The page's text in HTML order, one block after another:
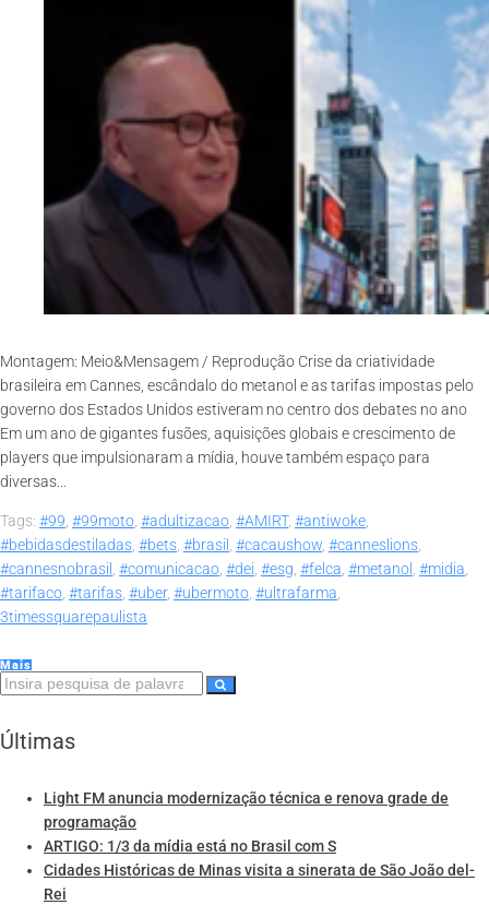
Montagem: Meio&Mensagem / Reprodução Crise da criatividade
brasileira em Cannes, escândalo do metanol e as tarifas impostas pelo
governo dos Estados Unidos estiveram no centro dos debates no ano
Em um ano de gigantes fusões, aquisições globais e crescimento de
players que impulsionaram a mídia, houve também espaço para
diversas...
Tags: #99, #99moto, #adultizacao, #AMIRT, #antiwoke,
#bebidasdestiladas, #bets, #brasil , #cacaushow, #canneslions,
#cannesnobrasil , #comunicacao, #dei, #esg, #felca, #metanol , #midia,
#tarifaco, #tarifas, #uber, #ubermoto, #ultrafarma,
3timessquarepaulista
Mais
Últimas
Light FM anuncia modernização técnica e renova grade de
programação
ARTIGO: 1/3 da mídia está no Brasil com S
Cidades Históricas de Minas visita a sinerata de São João del-
Rei